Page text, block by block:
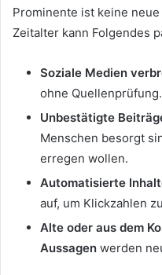
Prominente ist keine
Zeitalter kann Folgendes
Soziale Medien
ohne Quellenprüfung.
Unbestätigte
Menschen besorgt
erregen wollen.
Automatisierte
auf, um Klickzahlen
Alte oder aus dem
Aussagen werden